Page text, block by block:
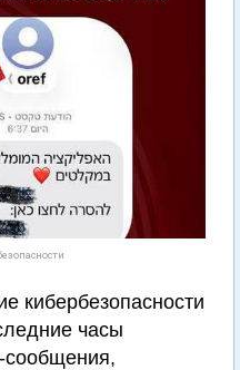
кибербезопасности
часы
сообщения,